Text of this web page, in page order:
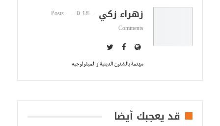
زهراء زكي 18 Posts
0
Comments
مهتمة بالشئون الدينية وَ الميثولوجيه
قد يعجبك أيضا